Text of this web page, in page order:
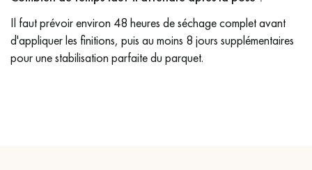
Il faut prévoir environ 48 heures de séchage complet avant
d'appliquer les finitions, puis au moins 8 jours supplémentaires
pour une stabilisation parfaite du parquet.